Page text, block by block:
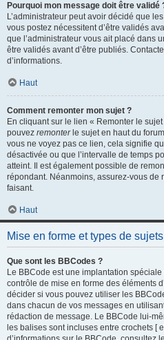
Pourquoi mon message doit être validé
L’administrateur peut avoir décidé que
vous postez nécessitent d’être validés
que l’administrateur vous ait placé dans
être validés avant d’être publiés.
d’informations.
Haut
Comment remonter mon sujet ?
En cliquant sur le lien « Remonter le
pouvez remonterle sujet en haut du
vous ne voyez pas ce lien, cela signifie
désactivée ou que l’intervalle de temps
atteint. Il est également possible de
répondant. Néanmoins, assurez-vous de
faisant.
Haut
Mise en forme et types de sujets
Que sont les BBCodes ?
Le BBCode est une implantation
contrôle de mise en forme des éléments
décider si vous pouvez utiliser les
dans chacun de vos messages en
rédaction de message. Le BBCode lui-
les balises sont incluses entre crochets [